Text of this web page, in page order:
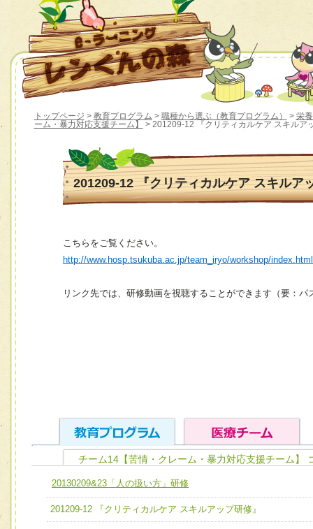
トップページ > 教育プログラム > 職種から選ぶ（教育プログラム） > 栄
ーム・暴力対応支援チーム】
> 201209-12 『クリティカルケア スキルア
201209-12 『クリティカルケア スキルア
こちらをご覧ください。
http://www.hosp.tsukuba.ac.jp/team_iryo/workshop/
リンク先では、研修動画を視聴することができます（要：パ
ユニット１ 医療人としての基礎能力
全人的医療を実践する医療人として、必要な基礎能力を身
ける
チーム01【病院内横断的問題解決チーム】
チーム02【地域医療連携推進による高度医療を必要とする
チーム14【苦情・クレーム・暴力対応支援チーム】
20130209&23「人の扱い方」研修
201209-12 『クリティカルケア スキルアップ研修』